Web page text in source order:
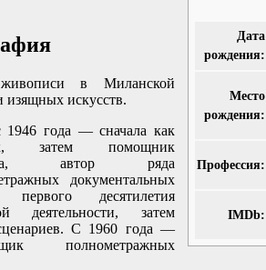
Дата
рождения:
Место
рождения:
Профессия:
IMDb:
в Миланской
изящных искусств.
года — сначала как
затем помощник
автор ряда
документальных
первого десятилетия
деятельности, затем
С 1960 года —
полнометражных